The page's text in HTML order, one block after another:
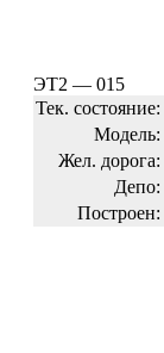
ЭТ2 — 015
Тек. состояние:
Модель:
Жел. дорога:
Депо:
Построен: